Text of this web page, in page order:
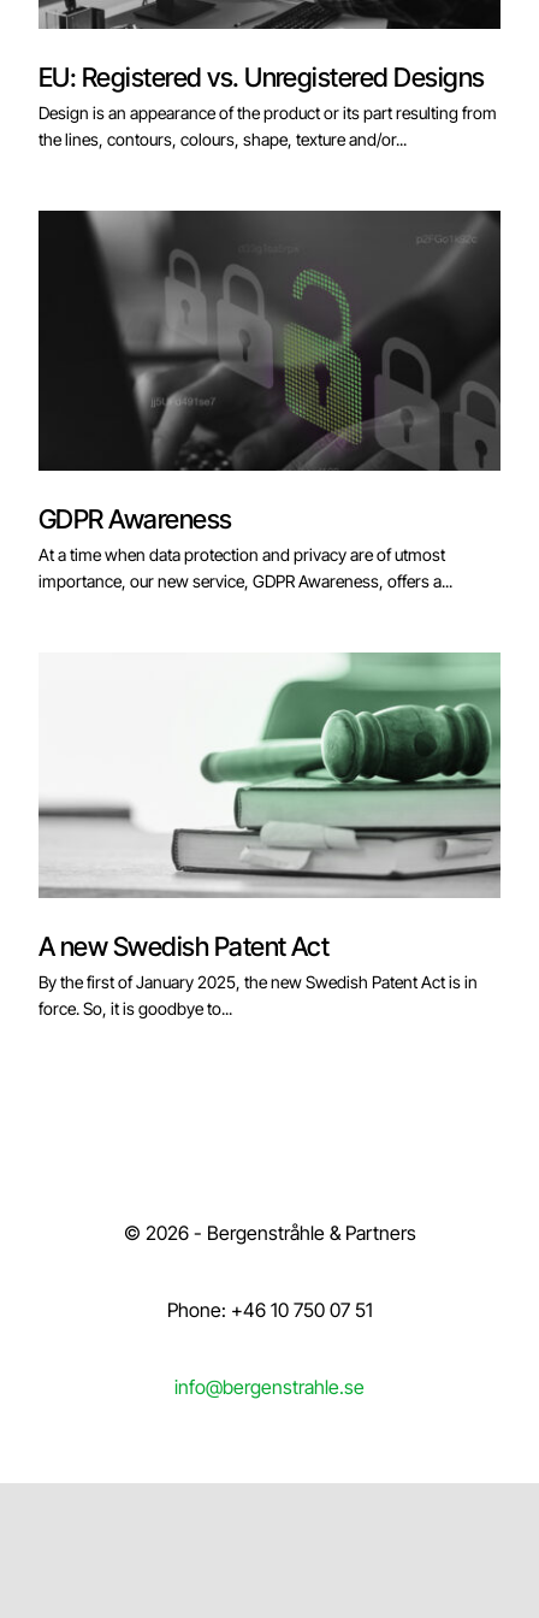
EU: Registered vs. Unregistered Designs
Design is an appearance of the product or its part resulting from
the lines, contours, colours, shape, texture and/or...
GDPR Awareness
At a time when data protection and privacy are of utmost
importance, our new service, GDPR Awareness, offers a...
A new Swedish Patent Act
By the first of January 2025, the new Swedish Patent Act is in
force. So, it is goodbye to...
© 2026 - Bergenstråhle & Partners
Phone: +46 10 750 07 51
info@bergenstrahle.se